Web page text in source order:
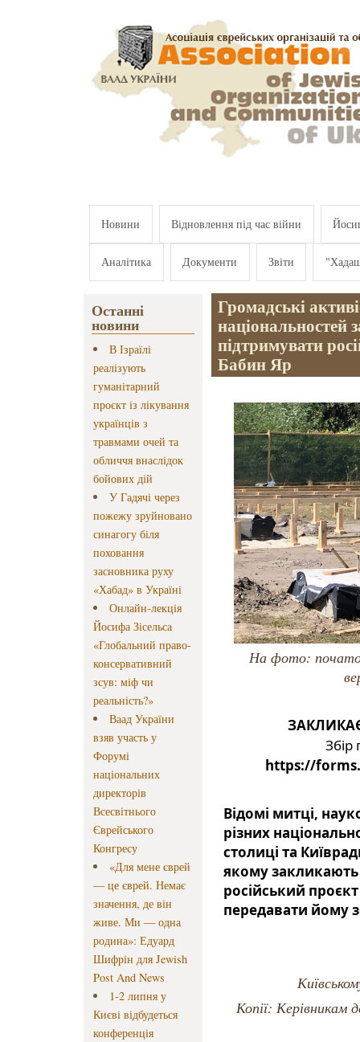
Новини Відновлення під час війни
Аналітика Документи Звіти
Останні
новини
В Ізраїлі
реалізують
гуманітарний
проєкт із лікування
українців з
травмами очей та
обличчя внаслідок
бойових дій
У Гадячі через
пожежу зруйновано
синагогу біля
поховання
засновника руху
«Хабад» в Україні
Онлайн-лекція
Йосифа Зісельса
«Глобальний право-
консервативний
зсув: міф чи
реальність?»
Ваад України
взяв участь у
Форумі
національних
директорів
Всесвітнього
Єврейського
Конгресу
«Для мене єврей
— це єврей. Немає
значення, де він
живе. Ми — одна
родина»: Едуард
Шифрін для Jewish
Post And News
1-2 липня у
Києві відбудеться
конференція
Громадські
національностей
підтримувати
Бабин Яр
На фото:
https://
Відомі митці,
різних
столиці та
якому
російський
передавати йому
Копії: Керівникам